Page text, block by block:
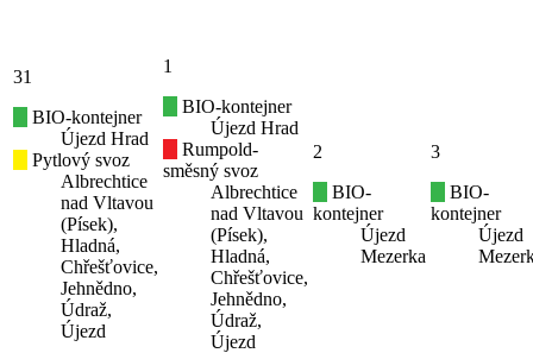
31
BIO-kontejner
Újezd Hrad
Pytlový svoz
Albrechtice
nad Vltavou
(Písek),
Hladná,
Chřešťovice,
Jehnědno,
Údraž,
Újezd
1
BIO-kontejner
Újezd Hrad
Rumpold-
směsný svoz
Albrechtice
nad Vltavou
(Písek),
Hladná,
Chřešťovice,
Jehnědno,
Údraž,
Újezd
2
BIO-
kontejner
Újezd
Mezerka
3
BIO-
kontejner
Újezd